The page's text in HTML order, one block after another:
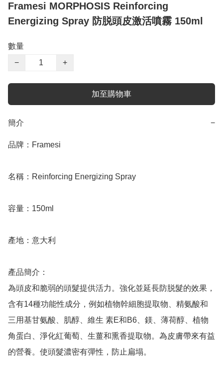
Framesi MORPHOSIS Reinforcing
Energizing Spray 防脱頭皮激活噴霧 150ml
數量
−
+
加至購物車
簡介 −
品牌：Framesi
名稱：Reinforcing Energizing Spray
容量：150ml
產地：意大利
產品簡介：
為頭皮和脆弱的頭髮提供活力。強化並延長防脱髮的效果，
含有14種功能性成分，例如植物幹細胞提取物、精氨酸和
三用基甘氨酸、肌醇、維生 素E和B6、鎂、薄荷醇、植物
角蛋白、淨化紅葡萄、生薑和熏香提取物。為皮膚帶來有益
的營養。使頭髮濃密有彈性，防止扁塌。